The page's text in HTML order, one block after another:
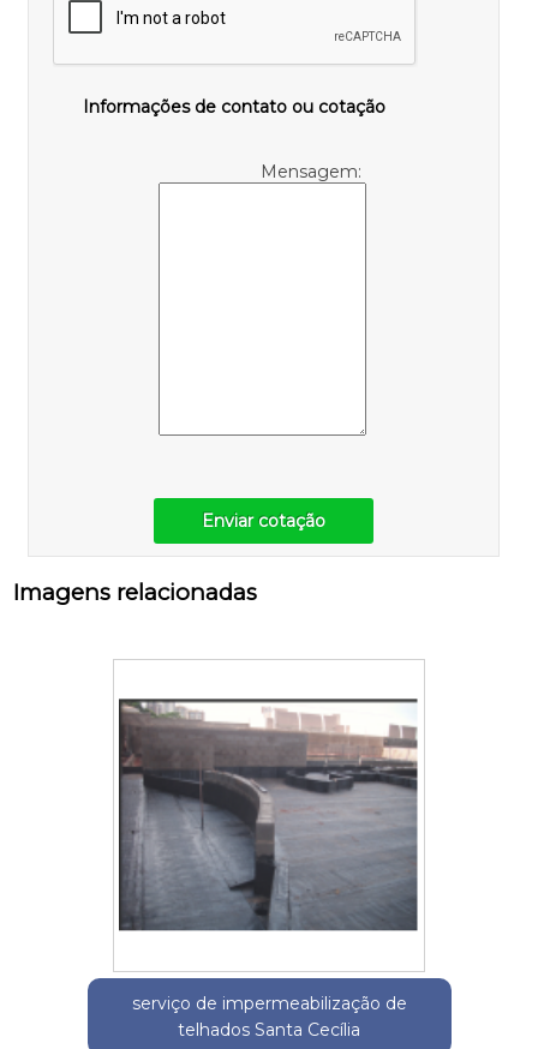
Informações de contato ou cotação
Mensagem:
Enviar cotação
Imagens relacionadas
serviço de impermeabilização de
telhados Santa Cecília